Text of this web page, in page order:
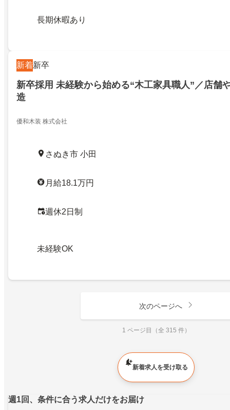
長期休暇あり
新着新卒
新卒採用 未経験から始める“木工家具職人”／店舗
造
優和木装 株式会社
さぬき市 小田
月給18.1万円
週休2日制
未経験OK
次のページへ
1 ページ目（全 315 件）
新着求人を受け取る
週1回、条件に合う求人だけをお届け